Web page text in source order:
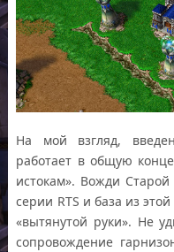
На мой взгляд,
работает в общую
истокам». Вожди
серии RTS и база из
«вытянутой руки». Не
сопровождение